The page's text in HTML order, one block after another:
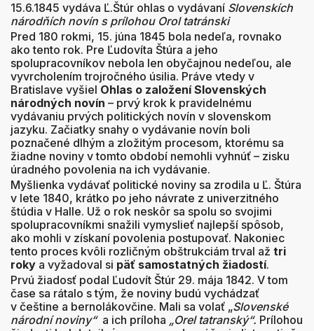
15.6.1845 vydáva Ľ.Štúr ohlas o vydávaní Slovenskích
národňích novín s prílohou Orol tatránski
Pred 180 rokmi, 15. júna 1845 bola nedeľa, rovnako
ako tento rok. Pre Ľudovíta Štúra a jeho
spolupracovníkov nebola len obyčajnou nedeľou, ale
vyvrcholením trojročného úsilia. Práve vtedy v
Bratislave vyšiel Ohlas o založení Slovenských
národných novín – prvý krok k pravidelnému
vydávaniu prvých politických novín v slovenskom
jazyku. Začiatky snahy o vydávanie novín boli
poznačené dlhým a zložitým procesom, ktorému sa
žiadne noviny v tomto období nemohli vyhnúť – zisku
úradného povolenia na ich vydávanie.
Myšlienka vydávať politické noviny sa zrodila u Ľ. Štúra
v lete 1840, krátko po jeho návrate z univerzitného
štúdia v Halle. Už o rok neskôr sa spolu so svojimi
spolupracovníkmi snažili vymyslieť najlepší spôsob,
ako mohli v získaní povolenia postupovať. Nakoniec
tento proces kvôli rozličným obštrukciám trval až tri
roky a vyžadoval si päť samostatných žiadostí.
Prvú žiadosť podal Ľudovít Štúr 29. mája 1842. V tom
čase sa rátalo s tým, že noviny budú vychádzať
v češtine a bernolákovčine. Mali sa volať „Slovenské
národní noviny“ a ich príloha „Orel tatranský“. Prílohou